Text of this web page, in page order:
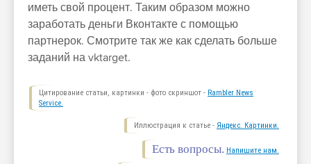
иметь свой процент. Таким образом можно
заработать деньги Вконтакте с помощью
партнерок. Смотрите так же как сделать больше
заданий на vktarget.
Цитирование статьи, картинки - фото скриншот - Rambler News
Service.
Иллюстрация к статье - Яндекс. Картинки.
Есть вопросы. Напишите нам.